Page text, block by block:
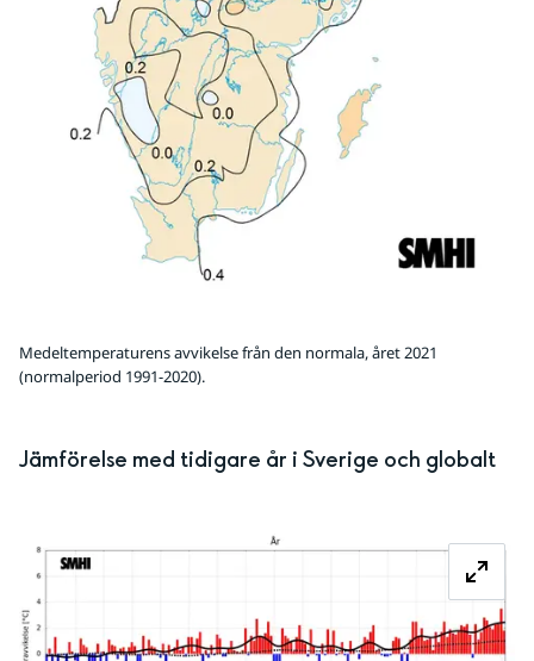
Medeltemperaturens avvikelse från den normala, året 2021
(normalperiod 1991-2020).
Jämförelse med tidigare år i Sverige och globalt